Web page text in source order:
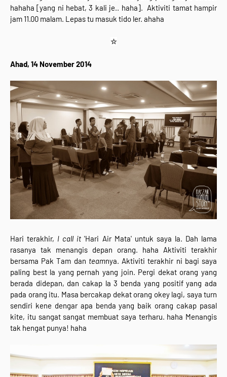
hahaha [yang ni hebat, 3 kali je.. haha]. Aktiviti tamat hampir
jam 11.00 malam. Lepas tu masuk tido ler. ahaha
☆
Ahad, 14 November 2014
Hari terakhir, I call it 'Hari Air Mata' untuk saya la. Dah lama
rasanya tak menangis depan orang. haha Aktiviti terakhir
bersama Pak Tam dan teamnya. Aktiviti terakhir ni bagi saya
paling best la yang pernah yang join. Pergi dekat orang yang
berada didepan, dan cakap la 3 benda yang positif yang ada
pada orang itu. Masa bercakap dekat orang okey lagi, saya turn
sendiri kene dengar apa benda yang baik orang cakap pasal
kite, itu sangat sangat membuat saya terharu. haha Menangis
tak hengat punya! haha